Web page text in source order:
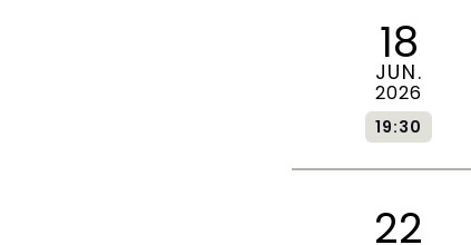
18
JUN.
2026
19:30
22